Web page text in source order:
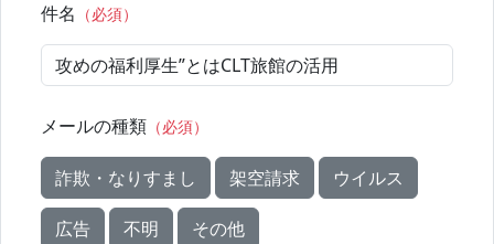
件名 （必須）
メールの種類 （必須）
詐欺・なりすまし 架空請求 ウイルス
広告 不明 その他